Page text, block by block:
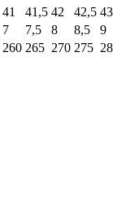
41 41,5 42 42,5 43
7 7,5 8 8,5
9
260 265 270 275